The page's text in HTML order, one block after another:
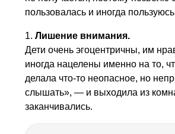
пользовалась и иногда
1. Лишение внимания.
Дети очень эгоцентричны, им
иногда нацелены именно на то,
делала что-то неопасное, но
слышать», — и выходила из
заканчивались.